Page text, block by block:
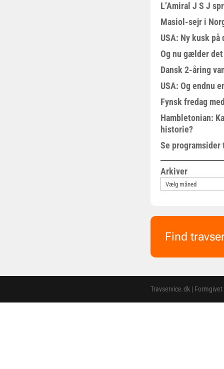
L’Amiral J S J
Masiol-sejr i
USA: Ny kusk på
Og nu gælder
Dansk 2-åring
USA: Og endnu
Fynsk fredag
Hambletonian:
historie?
Se
Arkiver
Find
Travservice.dk |